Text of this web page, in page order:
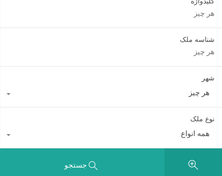
شناسه ملک
شهر
هر چیز
نوع ملک
همه انواع
جستجو